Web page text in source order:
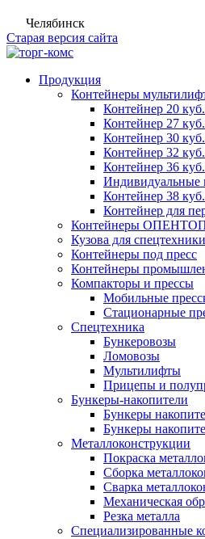
Челябинск
Старая версия сайта
Продукция
Контейнеры
Контейнер 20
Контейнер 27
Контейнер 30
Контейнер 32
Контейнер 36
Индивидуальные
Контейнер 38
Контейнер для
Контейнеры
Кузова для спецтехники
Контейнеры под пресс
Контейнеры
Компакторы и прессы
Мобильные
Стационарные
Спецтехника
Бункеровозы
Ломовозы
Мультилифты
Прицепы и
Бункеры-накопители
Бункеры
Бункеры
Металлоконструкции
Покраска
Сборка
Сварка
Механическая
Резка металла
Специализированные